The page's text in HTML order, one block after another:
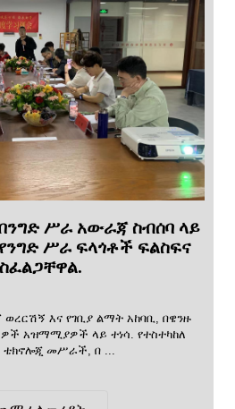
በንግድ ሥራ አውራጃ ስብሰባ ላይ
ሥራ ፍላጎቶች ፍልስፍና
እና የገቢያ ልማት አከባቢ, በዌንዙ
አዝማሚያዎች ላይ ተነሳ. የተስተካከለ
መሥራች, በ ...